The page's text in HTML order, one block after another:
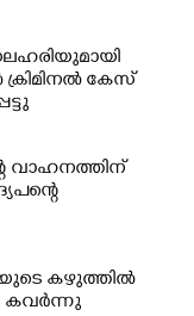
കേസ്
വാഹനത്തിന്
കഴുത്തിൽ
കവർന്നു